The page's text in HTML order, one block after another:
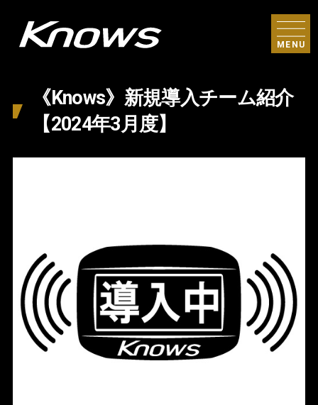
MENU
《Knows》新規導入チーム紹介
【2024年3月度】